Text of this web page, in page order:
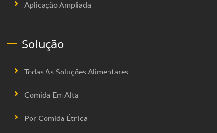
Aplicação Ampliada
Solução
Todas As Soluções Alimentares
Comida Em Alta
Por Comida Étnica